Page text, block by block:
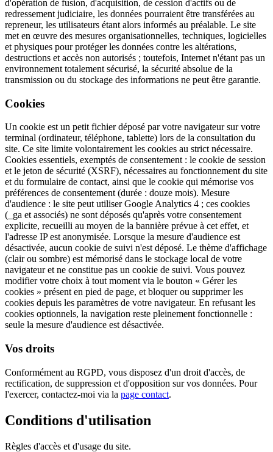
d'opération de fusion, d'acquisition, de cession d'actifs ou de
redressement judiciaire, les données pourraient être transférées au
repreneur, les utilisateurs étant alors informés au préalable. Le site
met en œuvre des mesures organisationnelles, techniques, logicielles
et physiques pour protéger les données contre les altérations,
destructions et accès non autorisés ; toutefois, Internet n'étant pas un
environnement totalement sécurisé, la sécurité absolue de la
transmission ou du stockage des informations ne peut être garantie.
Cookies
Un cookie est un petit fichier déposé par votre navigateur sur votre
terminal (ordinateur, téléphone, tablette) lors de la consultation du
site. Ce site limite volontairement les cookies au strict nécessaire.
Cookies essentiels, exemptés de consentement : le cookie de session
et le jeton de sécurité (XSRF), nécessaires au fonctionnement du site
et du formulaire de contact, ainsi que le cookie qui mémorise vos
préférences de consentement (durée : douze mois). Mesure
d'audience : le site peut utiliser Google Analytics 4 ; ces cookies
(_ga et associés) ne sont déposés qu'après votre consentement
explicite, recueilli au moyen de la bannière prévue à cet effet, et
l'adresse IP est anonymisée. Lorsque la mesure d'audience est
désactivée, aucun cookie de suivi n'est déposé. Le thème d'affichage
(clair ou sombre) est mémorisé dans le stockage local de votre
navigateur et ne constitue pas un cookie de suivi. Vous pouvez
modifier votre choix à tout moment via le bouton « Gérer les
cookies » présent en pied de page, et bloquer ou supprimer les
cookies depuis les paramètres de votre navigateur. En refusant les
cookies optionnels, la navigation reste pleinement fonctionnelle :
seule la mesure d'audience est désactivée.
Vos droits
Conformément au RGPD, vous disposez d'un droit d'accès, de
rectification, de suppression et d'opposition sur vos données. Pour
l'exercer, contactez-moi via la page contact.
Conditions d'utilisation
Règles d'accès et d'usage du site.